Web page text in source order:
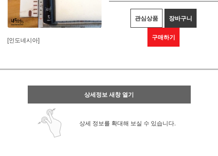
[인도네시아]
관심상품 장바구니
구매하기
상세정보 새창 열기
상세 정보를 확대해 보실 수 있습니다.